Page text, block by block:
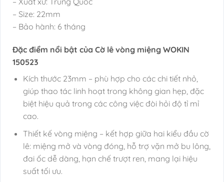
– Size: 22mm
– Bảo hành: 6 tháng
Đặc điểm nổi bật của Cờ lê vòng miệng WOKIN
150523
Kích thước 23mm – phù hợp cho các chi tiết nhỏ,
giúp thao tác linh hoạt trong không gian hẹp, đặc
biệt hiệu quả trong các công việc đòi hỏi độ tỉ mỉ
cao.
Thiết kế vòng miệng – kết hợp giữa hai kiểu đầu cờ
lê: miệng mở và vòng đóng, hỗ trợ vặn mở bu lông,
đai ốc dễ dàng, hạn chế trượt ren, mang lại hiệu
suất tối ưu.